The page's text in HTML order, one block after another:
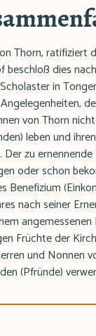
Thorn, ratifiziert
beschloß dies
in
von Thorn
leben und
zu
oder schon
Benefizium
nach seiner
angemessenen
Früchte der
und Nonnen
(Pfründe)